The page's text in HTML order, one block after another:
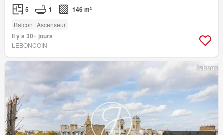
5 1 146 m²
Balcon Ascenseur
Il y a 30+ jours
LEBONCOIN